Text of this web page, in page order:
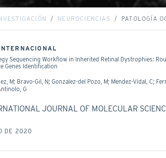
NEUROCIENCIAS PATOLOGÍA
Sequencing Workflow in Inherited Retinal Dystrophies:
Genes Identification
M; Bravo-Gil, N; Gonzalez-del Pozo, M; Mendez-Vidal, C;
G
JOURNAL OF MOLECULAR
DE 2020